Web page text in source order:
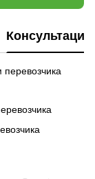
Консультация